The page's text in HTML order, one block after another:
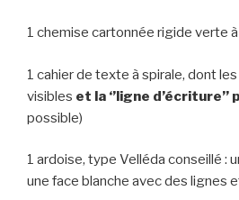
1 chemise cartonnée rigide verte
1 cahier de texte à spirale, dont
visibles et la ‘’ligne
possible)
1 ardoise, type Velléda conseillé :
une face blanche avec des lignes